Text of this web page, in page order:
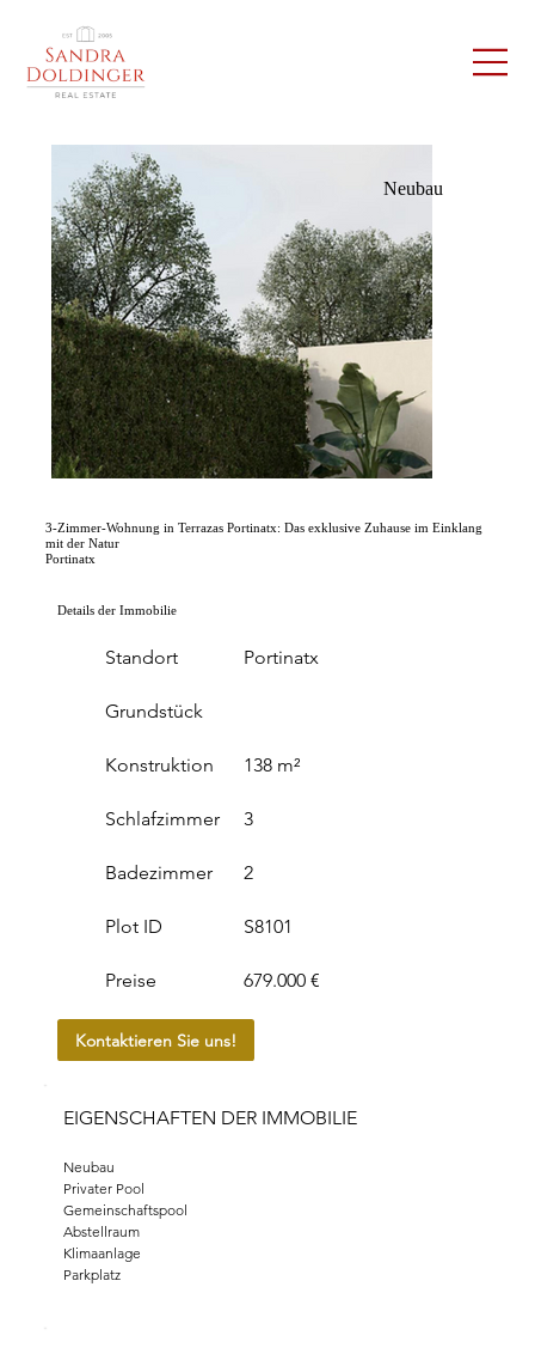
Neubau
3-Zimmer-Wohnung in Terrazas Portinatx: Das exklusive Zuhause im Einklang
mit der Natur
Portinatx
Details der Immobilie
Standort
Grundstück
Konstruktion
Portinatx
138 m²
Schlafzimmer
Badezimmer
3
2
Plot ID
Preise
S8101
679.000 €
Kontaktieren Sie uns!
EIGENSCHAFTEN DER IMMOBILIE
Neubau
Privater Pool
Gemeinschaftspool
Abstellraum
Klimaanlage
Parkplatz